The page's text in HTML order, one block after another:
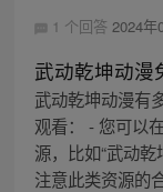
1 个回答 2024年
武动乾坤动漫
武动乾坤动漫有
观看： - 您可以
源，比如“武动
注意此类资源的